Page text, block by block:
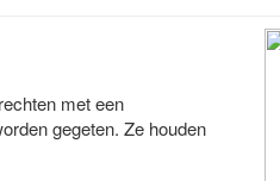
met een
gegeten. Ze houden